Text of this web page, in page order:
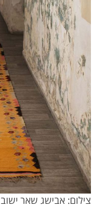
צילום: אבישג שאר ישוב